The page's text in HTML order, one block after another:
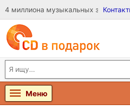
4 миллиона музыкальных записей
Меню